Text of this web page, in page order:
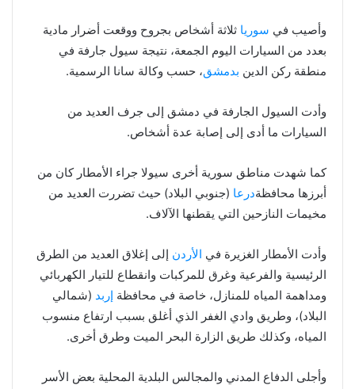
وأصيب في سوريا ثلاثة أشخاص بجروح ووقعت أضرار مادية
بعدد من السيارات اليوم الجمعة، نتيجة سيول جارفة في
منطقة ركن الدين بدمشق، حسب وكالة سانا الرسمية.
وأدت السيول الجارفة في دمشق إلى جرف العديد من
السيارات ما أدى إلى إصابة عدة أشخاص.
كما شهدت مناطق سورية أخرى سيولا جراء الأمطار كان من
أبرزها محافظةدرعا (جنوبي البلاد) حيث تضررت العديد من
مخيمات النازحين التي يقطنها الآلاف.
وأدت الأمطار الغزيرة في الأردن إلى إغلاق العديد من الطرق
الرئيسية والفرعية وغرق للمركبات وانقطاع للتيار الكهربائي
ومداهمة المياه للمنازل، خاصة في محافظة إربد (شمالي
البلاد)، وطريق وادي الغفر الذي أغلق بسبب ارتفاع منسوب
المياه، وكذلك طريق الزارة البحر الميت وطرق أخرى.
وأجلى الدفاع المدني والمجالس البلدية المحلية بعض الأسر